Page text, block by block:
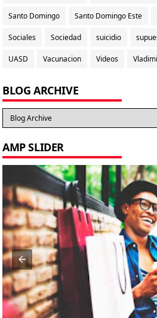
Santo Domingo Santo Domingo Este
Sociales Sociedad suicidio
UASD Vacunacion Videos
BLOG ARCHIVE
AMP SLIDER